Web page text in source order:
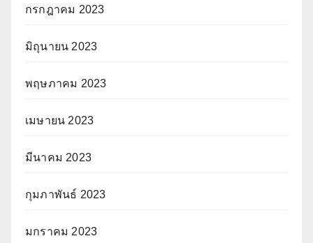
กรกฎาคม 2023
มิถุนายน 2023
พฤษภาคม 2023
เมษายน 2023
มีนาคม 2023
กุมภาพันธ์ 2023
มกราคม 2023